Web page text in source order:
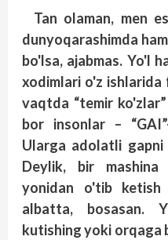
Tan olaman, men
dunyoqarashimda
bo'lsa, ajabmas. Yo'l
xodimlari o'z ishlarida
vaqtda “temir
bor insonlar –
Ularga adolatli gapni
Deylik, bir
yonidan o'tib ketish
albatta, bosasan.
kutishing yoki orqaga